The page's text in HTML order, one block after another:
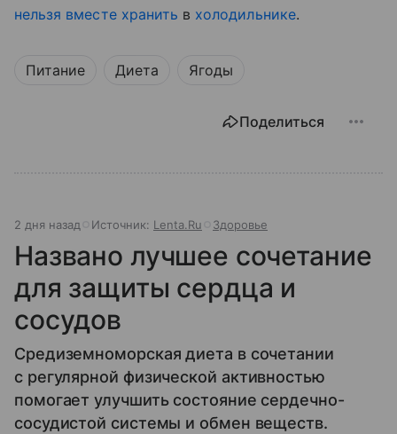
нельзя вместе хранить в холодильнике.
Питание Диета Ягоды
Поделиться
2 дня назад Источник: Lenta.Ru Здоровье
Названо лучшее сочетание
для защиты сердца и
сосудов
Средиземноморская диета в сочетании
с регулярной физической активностью
помогает улучшить состояние сердечно-
сосудистой системы и обмен веществ.